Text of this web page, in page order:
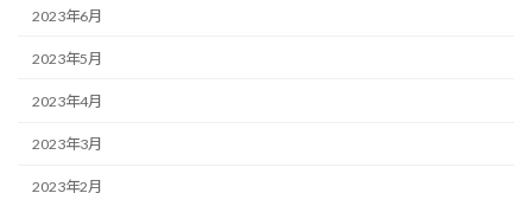
2023年6月
2023年5月
2023年4月
2023年3月
2023年2月